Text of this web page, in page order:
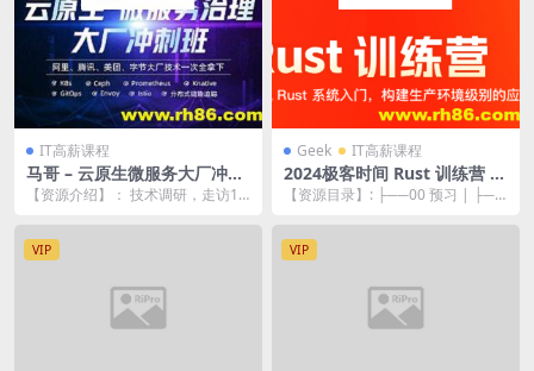
IT高薪课程
马哥 – 云原生微服务大厂冲刺
班N66期
【资源介绍】： 技术调研，走访10
Geek IT高薪课程
2024极客时间 Rust 训练营 |
更新至17周
【资源目录】: ├──00 预习 | ├──
VIP VIP